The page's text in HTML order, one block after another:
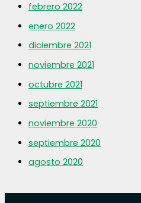
febrero 2022
enero 2022
diciembre 2021
noviembre 2021
octubre 2021
septiembre 2021
noviembre 2020
septiembre 2020
agosto 2020